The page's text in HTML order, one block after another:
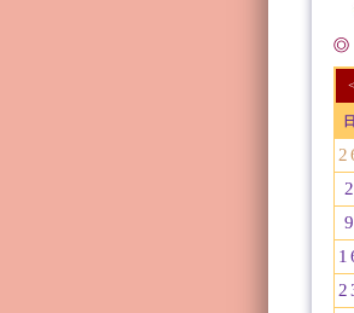
日
2
9